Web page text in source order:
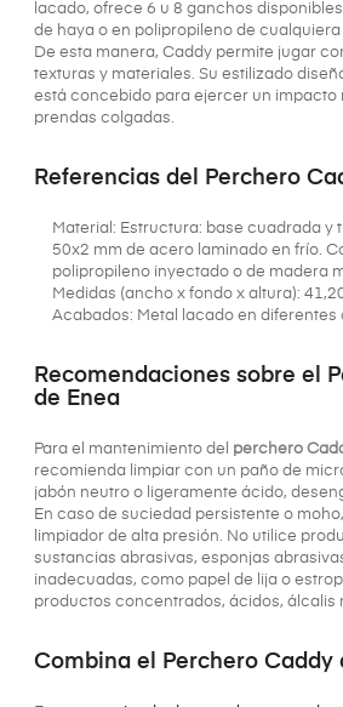
lacado, ofrece 6 u 8 ganchos
de haya o en polipropileno de
De esta manera, Caddy permite jugar
texturas y materiales. Su estilizado
está concebido para ejercer un impacto
prendas colgadas.
Referencias del Perchero
Material: Estructura: base cuadrada y
50x2 mm de acero laminado en frío.
polipropileno inyectado o de madera
Medidas (ancho x fondo x altura):
Acabados: Metal lacado en diferentes
Recomendaciones sobre el
de Enea
Para el mantenimiento del perchero
recomienda limpiar con un paño de
jabón neutro o ligeramente ácido,
En caso de suciedad persistente o
limpiador de alta presión. No utilice
sustancias abrasivas, esponjas
inadecuadas, como papel de lija o
productos concentrados, ácidos, álcalis
Combina el Perchero Caddy